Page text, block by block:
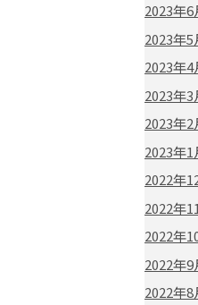
2023年6
2023年5
2023年4
2023年3
2023年2
2023年1
2022年
2022年
2022年
2022年9
2022年8